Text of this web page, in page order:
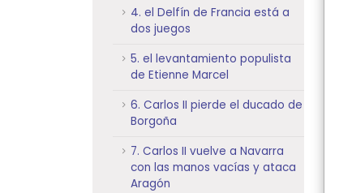
4. el Delfín de Francia está a
dos juegos
5. el levantamiento populista
de Etienne Marcel
6. Carlos II pierde el ducado de
Borgoña
7. Carlos II vuelve a Navarra
con las manos vacías y ataca
Aragón